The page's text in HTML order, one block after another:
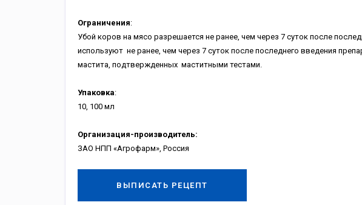
Ограничения:
Убой коров на мясо разрешается не ранее, чем через 7 суток после
используют не ранее, чем через 7 суток после последнего введения
мастита, подтвержденных маститными тестами.
Упаковка:
10, 100 мл
Организация-производитель:
ЗАО НПП «Агрофарм», Россия
ВЫПИСАТЬ РЕЦЕПТ